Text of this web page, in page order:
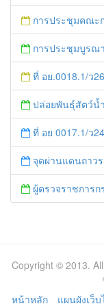
การประชุมคณะกรมการจังหวั
การประชุมบูรณาการงานกระทร
ที่ อย.0018.1/ว2698 ลว. 19 มิ
ปล่อยพันธุ์สัตว์น้ำ"โครงกา
ที่ อย 0017.1/ว2424 ลว.5 มิถุนายน 2558 เรื่อง แจ้งกำหนดตรวจประเมินและให้คะแนน
จุดผ่านแดนถาว
ผู้ตรวจราชการกรมการพัฒนาชุมชน คัดเลือกข้าร
Copyright © 2013.
หน้าหลัก
แผนผังเว็